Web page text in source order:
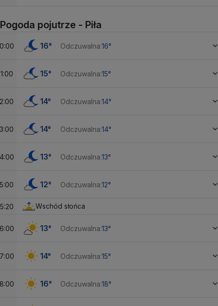
Pogoda pojutrze - Piła
16° Odczuwalna:16°
15° Odczuwalna:15°
14° Odczuwalna:14°
14° Odczuwalna:14°
13° Odczuwalna:13°
12° Odczuwalna:12°
Wschód słońca
13° Odczuwalna:13°
14° Odczuwalna:15°
16° Odczuwalna:18°